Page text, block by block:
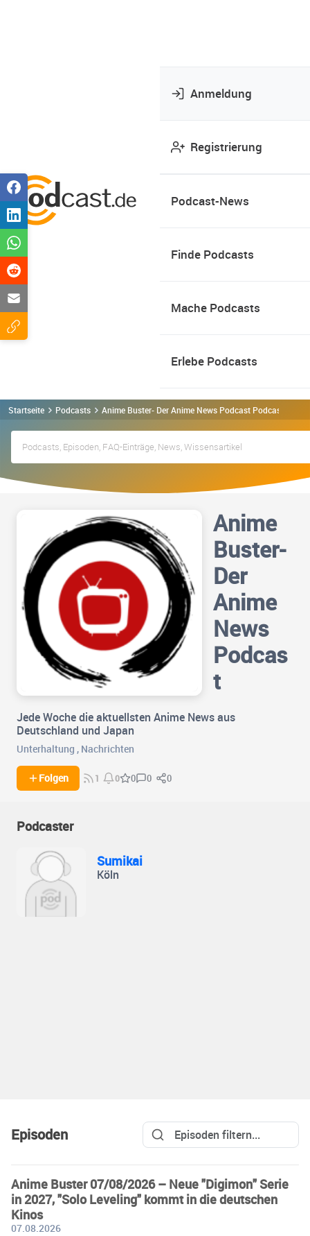
Anmeldung
Registrierung
Podcast-News
Finde Podcasts
Mache Podcasts
Erlebe Podcasts
Startseite Podcasts Anime Buster- Der Anime News Podcast Podcast
Anime
Buster-
Der
Anime
News
Podcas
t
Jede Woche die aktuellsten Anime News aus
Deutschland und Japan
Unterhaltung , Nachrichten
Folgen 1 0 0 0 0
Podcaster
Sumikai
Köln
Episoden
Anime Buster 07/08/2026 – Neue "Digimon" Serie
in 2027, "Solo Leveling" kommt in die deutschen
Kinos
07.08.2026